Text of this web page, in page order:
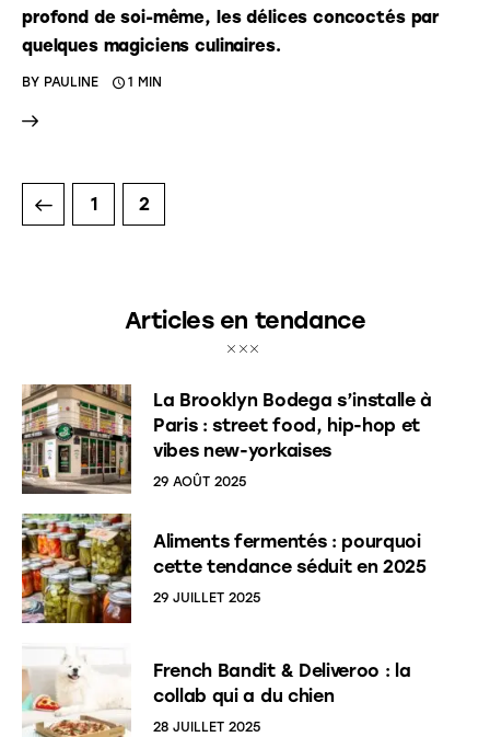
profond de soi-même, les délices concoctés par
quelques magiciens culinaires.
BY PAULINE 1 MIN
1 2
Articles en tendance
La Brooklyn Bodega s’installe à
Paris : street food, hip-hop et
vibes new-yorkaises
29 AOÛT 2025
Aliments fermentés : pourquoi
cette tendance séduit en 2025
29 JUILLET 2025
French Bandit & Deliveroo : la
collab qui a du chien
28 JUILLET 2025